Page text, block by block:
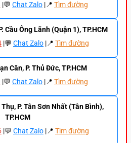
|💬 Chat Zalo |📍 Tìm đường
Cầu Ông Lãnh (Quận 1), TP.HCM
|💬 Chat Zalo |📍 Tìm đường
Cân, P. Thủ Đức, TP.HCM
|💬 Chat Zalo |📍 Tìm đường
P. Tân Sơn Nhất (Tân Bình),
TP.HCM
|💬 Chat Zalo |📍 Tìm đường